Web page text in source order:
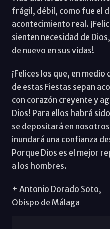
frágil, débil, como fue el
acontecimiento real.
sienten necesidad de
de nuevo en sus vidas!
¡Felices los que, en
de estas Fiestas sepan
con corazón creyente y
Dios! Para ellos habrá
se depositará en
inundará una confianza
Porque Dios es el mejor
a los hombres.
+ Antonio Dorado Soto,
Obispo de Málaga